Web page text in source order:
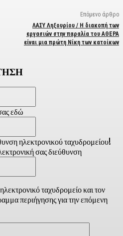
Επόμενο άρθρο
ΛΑΣΥ Ληξουρίου / Η διακοπή των
εργασιών στην παραλία του ΑΘΕΡΑ
είναι μια πρώτη Νίκη των κατοίκων
εδώ
ηλεκτρονικού ταχυδρομείου!
σας διεύθυνση
ταχυδρομείο και τον
περιήγησης για την επόμενη